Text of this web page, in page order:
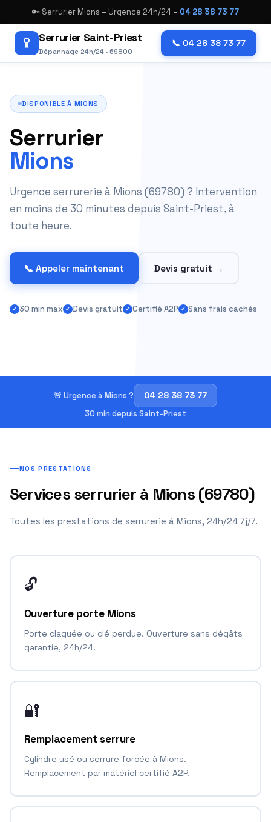
🔑 Serrurier Mions – Urgence 24h/24 – 04 28 38 73 77
Serrurier Saint-Priest
Dépannage 24h/24 · 69800
📞 04 28 38 73 77
DISPONIBLE À MIONS
Serrurier
Mions
Urgence serrurerie à Mions (69780) ? Intervention
en moins de 30 minutes depuis Saint-Priest, à
toute heure.
📞 Appeler maintenant Devis gratuit →
30 min max Devis gratuit Certifié A2P Sans frais cachés
🚨 Urgence à Mions ? 04 28 38 73 77
30 min depuis Saint-Priest
NOS PRESTATIONS
Services serrurier à Mions (69780)
Toutes les prestations de serrurerie à Mions, 24h/24 7j/7.
🔓
Ouverture porte Mions
Porte claquée ou clé perdue. Ouverture sans dégâts
garantie, 24h/24.
🔐
Remplacement serrure
Cylindre usé ou serrure forcée à Mions.
Remplacement par matériel certifié A2P.